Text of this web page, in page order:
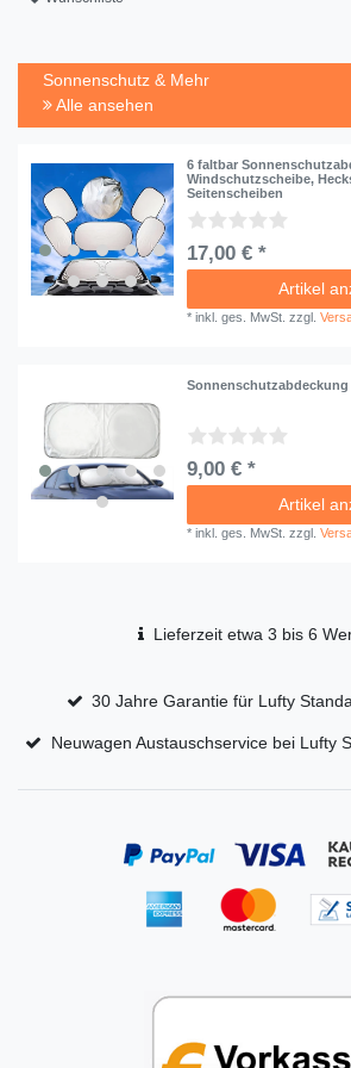
Sonnenschutz & Mehr
Alle ansehen
6 faltbar
Windschutzscheibe,
Seitenscheiben
17,00 € *
Artikel
*inkl. ges. MwSt. zzgl.
9,00 € *
Artikel
*inkl. ges. MwSt. zzgl.
Lieferzeit etwa 3 bis 6
30 Jahre Garantie für Lufty
Neuwagen Austauschservice bei Lufty